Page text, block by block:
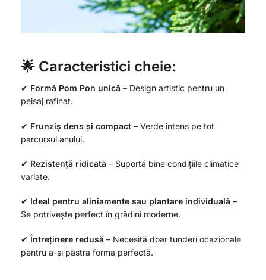
🌟 Caracteristici cheie:
✔ Formă Pom Pon unică – Design artistic pentru un
peisaj rafinat.
✔ Frunziș dens și compact – Verde intens pe tot
parcursul anului.
✔ Rezistență ridicată – Suportă bine condițiile climatice
variate.
✔ Ideal pentru aliniamente sau plantare individuală –
Se potrivește perfect în grădini moderne.
✔Întreținere redusă – Necesită doar tunderi ocazionale
pentru a-și păstra forma perfectă.